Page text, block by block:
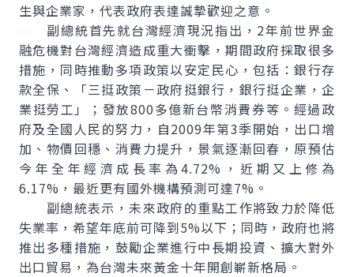
生與企業家，代表政府表達誠摯歡迎之意。
副總統首先就台灣經濟現況指出，2年前世界金
融危機對台灣經濟造成重大衝擊，期間政府採取很多
措施，同時推動多項政策以安定民心，包括：銀行存
款全保、「三挺政策－政府挺銀行，銀行挺企業，企
業挺勞工」；發放800多億新台幣消費券等。經過政
府及全國人民的努力，自2009年第3季開始，出口增
加、物價回穩、消費力提升，景氣逐漸回春，原預估
今年全年經濟成長率為4.72%，近期又上修為
6.17%，最近更有國外機構預測可達7%。
副總統表示，未來政府的重點工作將致力於降低
失業率，希望年底前可降到5%以下；同時，政府也將
推出多種措施，鼓勵企業進行中長期投資、擴大對外
出口貿易，為台灣未來黃金十年開創嶄新格局。